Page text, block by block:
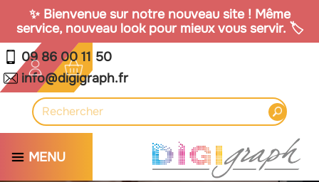
✨ Bienvenue sur notre nouveau site ! Même
service, nouveau look pour mieux vous servir. 🏷️
MENU
09 86 00 11 50
info@digigraph.fr